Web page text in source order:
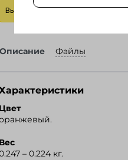
Выбрать действие
Описание Файлы
– 0.224 кг.